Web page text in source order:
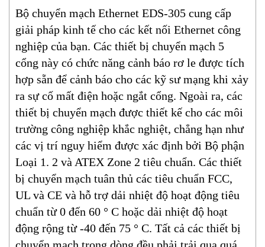
Bộ chuyển mạch Ethernet EDS-305 cung cấp
giải pháp kinh tế cho các kết nối Ethernet công
nghiệp của bạn. Các thiết bị chuyển mạch 5
cổng này có chức năng cảnh báo rơ le được tích
hợp sẵn để cảnh báo cho các kỹ sư mạng khi xảy
ra sự cố mất điện hoặc ngắt cổng. Ngoài ra, các
thiết bị chuyển mạch được thiết kế cho các môi
trường công nghiệp khắc nghiệt, chẳng hạn như
các vị trí nguy hiểm được xác định bởi Bộ phận
Loại 1. 2 và ATEX Zone 2 tiêu chuẩn. Các thiết
bị chuyển mạch tuân thủ các tiêu chuẩn FCC,
UL và CE và hỗ trợ dải nhiệt độ hoạt động tiêu
chuẩn từ 0 đến 60 ° C hoặc dải nhiệt độ hoạt
động rộng từ -40 đến 75 ° C. Tất cả các thiết bị